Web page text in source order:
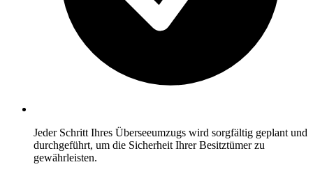
Jeder Schritt Ihres Überseeumzugs wird sorgfältig geplant und
durchgeführt, um die Sicherheit Ihrer Besitztümer zu
gewährleisten.